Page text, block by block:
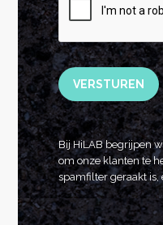
VERSTUREN
Bij HiLAB begrijpen
om onze klanten te
spamfilter geraakt is,